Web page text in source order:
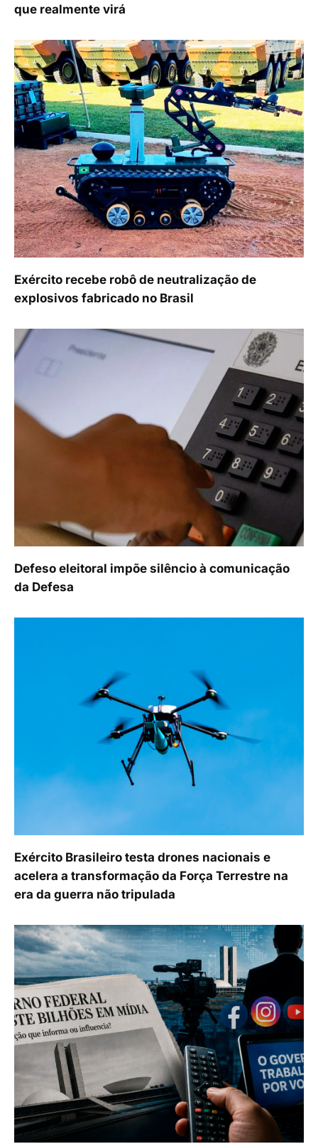
que realmente virá
Exército recebe robô de neutralização de
explosivos fabricado no Brasil
Defeso eleitoral impõe silêncio à comunicação
da Defesa
Exército Brasileiro testa drones nacionais e
acelera a transformação da Força Terrestre na
era da guerra não tripulada